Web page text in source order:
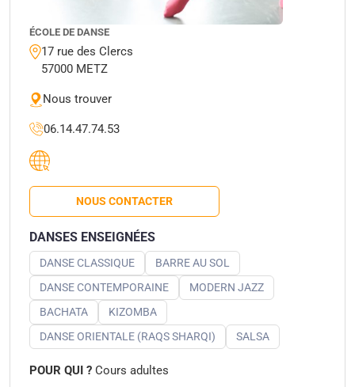
ÉCOLE DE DANSE
17 rue des Clercs
57000 METZ
Nous trouver
06.14.47.74.53
NOUS CONTACTER
DANSES ENSEIGNÉES
DANSE CLASSIQUE
BARRE AU SOL
DANSE CONTEMPORAINE
MODERN JAZZ
BACHATA
KIZOMBA
DANSE ORIENTALE (RAQS SHARQI)
SALSA
POUR QUI ? Cours adultes